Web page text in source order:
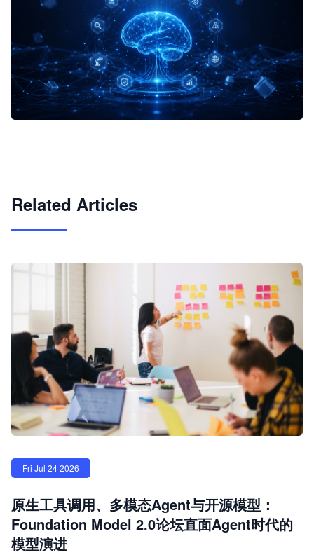
Related Articles
Fri Jul 24 2026
原生工具调用、多模态Agent与开源模型：
Foundation Model 2.0论坛直面Agent时代的
模型演进